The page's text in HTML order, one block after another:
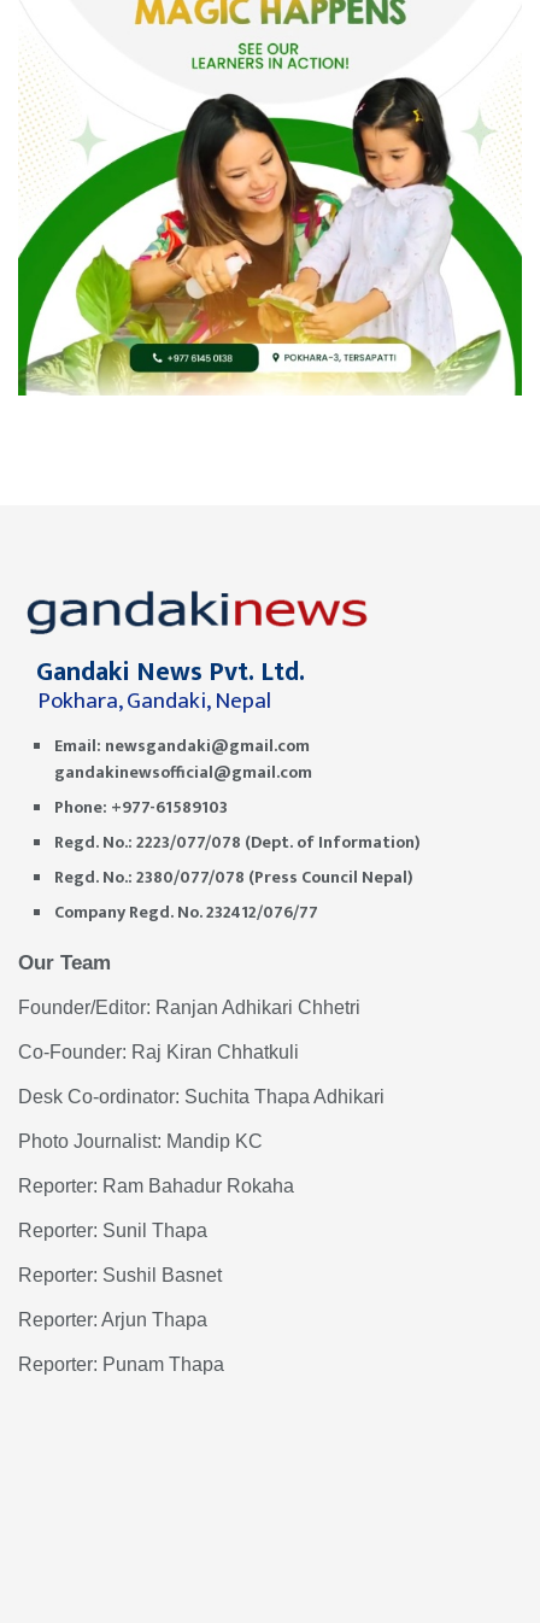
Gandaki News Pvt. Ltd.
Pokhara, Gandaki, Nepal
Email: newsgandaki@gmail.com
gandakinewsofficial@gmail.com
Phone: +977-61589103
Regd. No.: 2223/077/078 (Dept. of Information)
Regd. No.: 2380/077/078 (Press Council Nepal)
Company Regd. No. 232412/076/77
Our Team
Founder/Editor: Ranjan Adhikari Chhetri
Co-Founder: Raj Kiran Chhatkuli
Desk Co-ordinator: Suchita Thapa Adhikari
Photo Journalist: Mandip KC
Reporter: Ram Bahadur Rokaha
Reporter: Sunil Thapa
Reporter: Sushil Basnet
Reporter: Arjun Thapa
Reporter: Punam Thapa